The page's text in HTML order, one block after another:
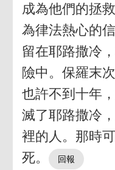
成為他們的拯
為律法熱心的
留在耶路撒冷
險中。保羅末
也許不到十年
滅了耶路撒冷
裡的人。那時
死。